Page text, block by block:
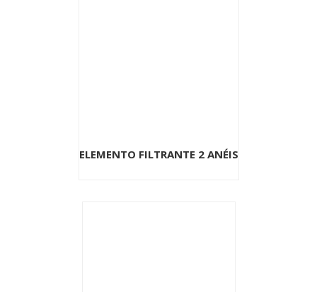
ELEMENTO FILTRANTE 2 ANÉIS